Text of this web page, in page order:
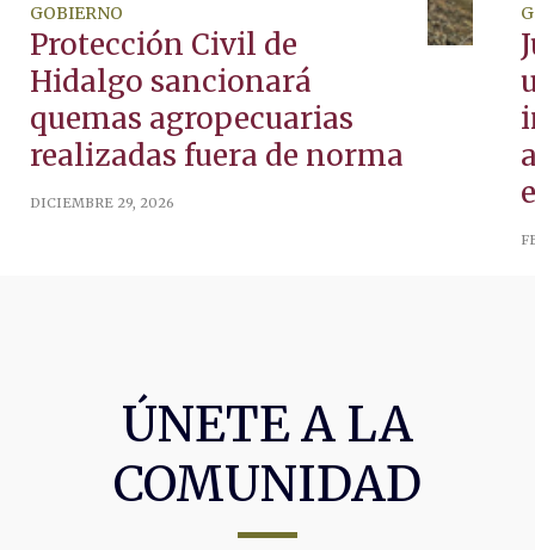
GOBIERNO
Protección Civil de
Hidalgo sancionará
quemas agropecuarias
realizadas fuera de norma
DICIEMBRE 29, 2026
ÚNETE A LA
COMUNIDAD